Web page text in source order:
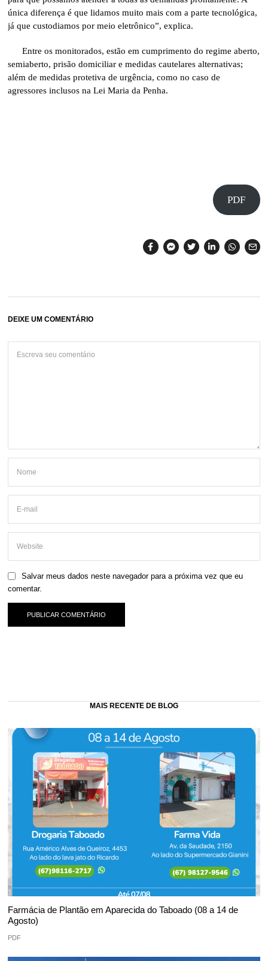
única diferença é que lidamos muito mais com a parte tecnológica,
já que custodiamos por meio eletrônico”, explica.
Entre os monitorados, estão em cumprimento do regime aberto,
semiaberto, prisão domiciliar e medidas cautelares alternativas;
além de medidas protetiva de urgência, como no caso de
agressores inclusos na Lei Maria da Penha.
PDF
DEIXE UM COMENTÁRIO
Salvar meus dados neste navegador para a próxima vez que eu
comentar.
MAIS RECENTE DE BLOG
Farmácia de Plantão em Aparecida do Taboado (08 a 14 de
Agosto)
PDF